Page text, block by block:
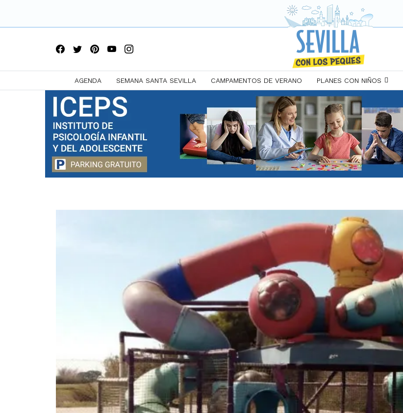
AGENDA SEMANA SANTA SEVILLA CAMPAMENTOS DE VERANO PLANES CON NIÑOS